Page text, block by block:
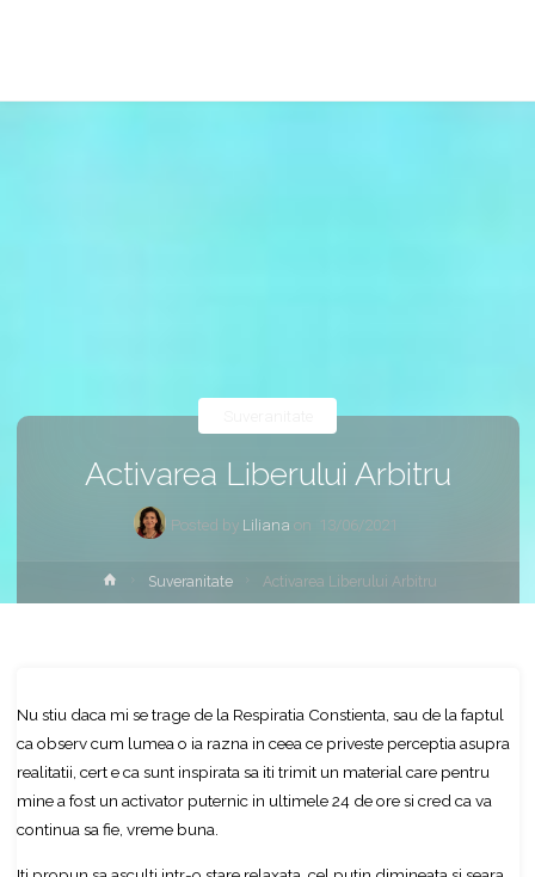
Activarea Liberului Arbitru
Posted by Liliana on 13/06/2021
HomeSuveranitate Activarea Liberului Arbitru
Nu stiu daca mi se trage de la Respiratia Constienta, sau de la faptul
ca observ cum lumea o ia razna in ceea ce priveste perceptia asupra
realitatii, cert e ca sunt inspirata sa iti trimit un material care pentru
mine a fost un activator puternic in ultimele 24 de ore si cred ca va
continua sa fie, vreme buna.